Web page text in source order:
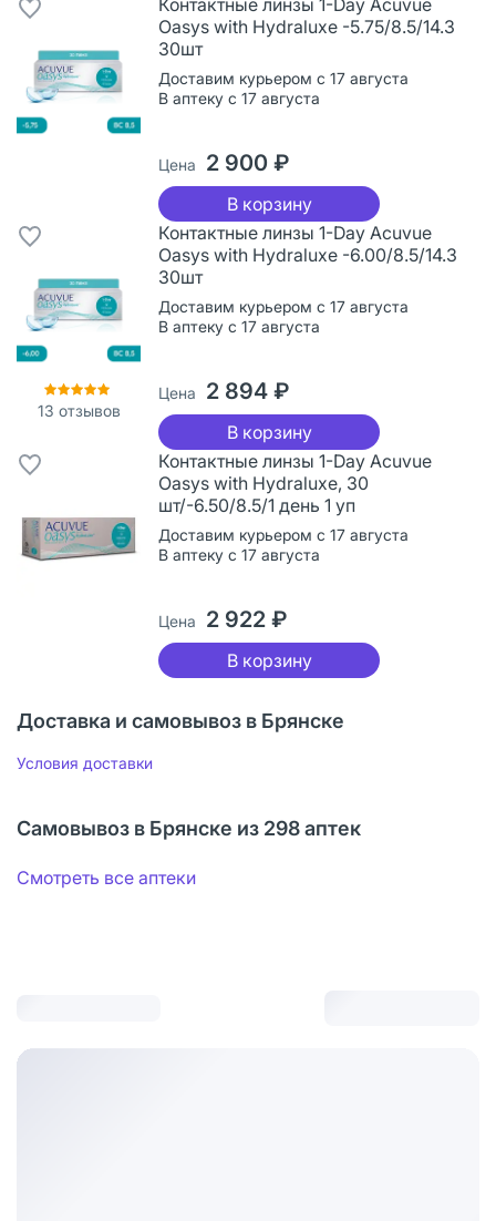
Oasys with Hydraluxe -5.75/8.5/14.3
30шт
Доставим курьером с 17 августа
В аптеку с 17 августа
Цена 2 900 ₽
В корзину
13 отзывов
Контактные линзы 1-Day Acuvue
Oasys with Hydraluxe -6.00/8.5/14.3
30шт
Доставим курьером с 17 августа
В аптеку с 17 августа
Цена 2 894 ₽
В корзину
Контактные линзы 1-Day Acuvue
Oasys with Hydraluxe, 30
шт/-6.50/8.5/1 день 1 уп
Доставим курьером с 17 августа
В аптеку с 17 августа
Цена 2 922 ₽
В корзину
Доставка и самовывоз в Брянске
Условия доставки
Самовывоз в Брянске из 298 аптек
Смотреть все аптеки